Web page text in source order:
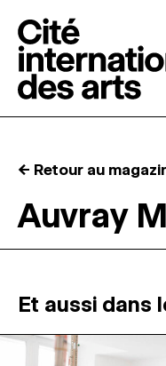
RÉSIDENCES ↓
ATELIERS OUVERTS
PROGRAMMATION
← Retour au
Auvray
Et aussi dans